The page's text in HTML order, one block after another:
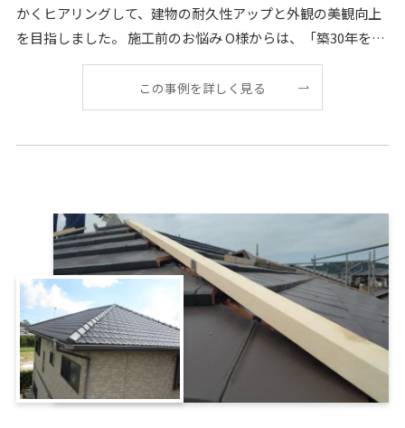
かくヒアリングして、建物の耐久性アップと外観の美観向上
を目指しました。 施工前のお悩み O様からは、「築30年を迎
え、全体的に痛みが目立ち始めた。塗装
この事例を詳しく見る